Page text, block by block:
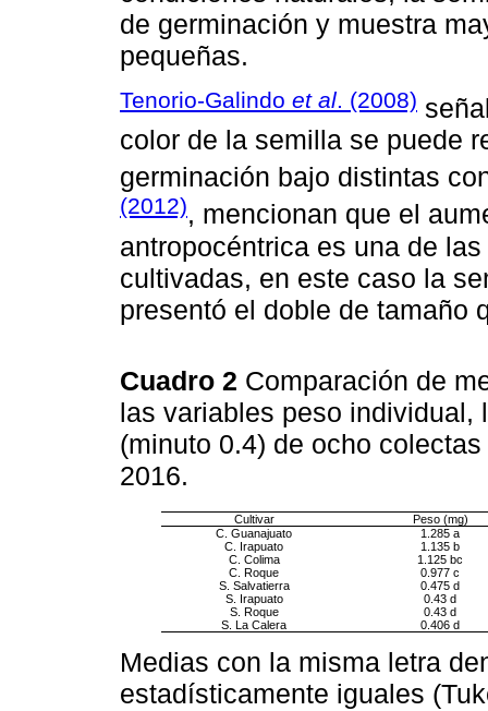
de germinación y muestra
pequeñas.
Tenorio-Galindo et al. (2008)
color de la semilla se puede
germinación bajo distintas
(2012), mencionan que el
antropocéntrica es una de
cultivadas, en este caso la
presentó el doble de tamaño
Cuadro 2 Comparación de
las variables peso individual,
(minuto 0.4) de ocho
2016.
Cultivar
Peso (mg)
C. Guanajuato
1.285 a
C. Irapuato
1.135 b
C. Colima
1.125 bc
C. Roque
0.977 c
S. Salvatierra
0.475 d
S. Irapuato
0.43 d
S. Roque
0.43 d
S. La Calera
0.406 d
Medias con la misma letra
estadísticamente iguales